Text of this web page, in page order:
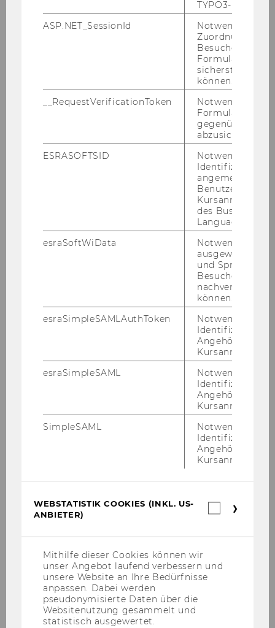
Vanessa Kofler
vanessa.kofler@wu.ac.at
florian.laher@wu.ac.at
Office Management
klaudia.mroz@wu.ac.at
TYPO3-Backend.
ASP.NET_SessionId
Notwendig, um
Zuordnung von
Besucher zu
sicherstellen zu
können.
__RequestVerificationToken
Notwendig, um
gegenüber
abzusichern.
ESRASOFTSID
Notwendig zur
Identifizierung
angemeldeten
Benutzers im
des Business
Language
esraSoftWiData
Notwendig um
ausgewählte
und
Besuchers
nachverfolgen
können.
esraSimpleSAMLAuthToken
Notwendig zur
Identifizierung
Angehörige/r für
Kursanmeldung.
esraSimpleSAML
Notwendig zur
Identifizierung
Angehörige/r für
Kursanmeldung.
SimpleSAML
Notwendig zur
Identifizierung
Angehörige/r für
Kursanmeldung.
WEBSTATISTIK COOKIES (INKL. US-
ANBIETER)
Mithilfe dieser Cookies können wir
unser Angebot laufend verbessern und
unsere Website an Ihre Bedürfnisse
anpassen. Dabei werden
pseudonymisierte Daten über die
Websitenutzung gesammelt und
statistisch ausgewertet.